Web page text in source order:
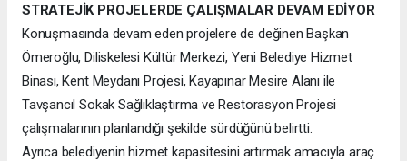
STRATEJİK PROJELERDE ÇALIŞMALAR DEVAM EDİYOR
Konuşmasında devam eden projelere de değinen Başkan
Ömeroğlu, Diliskelesi Kültür Merkezi, Yeni Belediye Hizmet
Binası, Kent Meydanı Projesi, Kayapınar Mesire Alanı ile
Tavşancıl Sokak Sağlıklaştırma ve Restorasyon Projesi
çalışmalarının planlandığı şekilde sürdüğünü belirtti.
Ayrıca belediyenin hizmet kapasitesini artırmak amacıyla araç